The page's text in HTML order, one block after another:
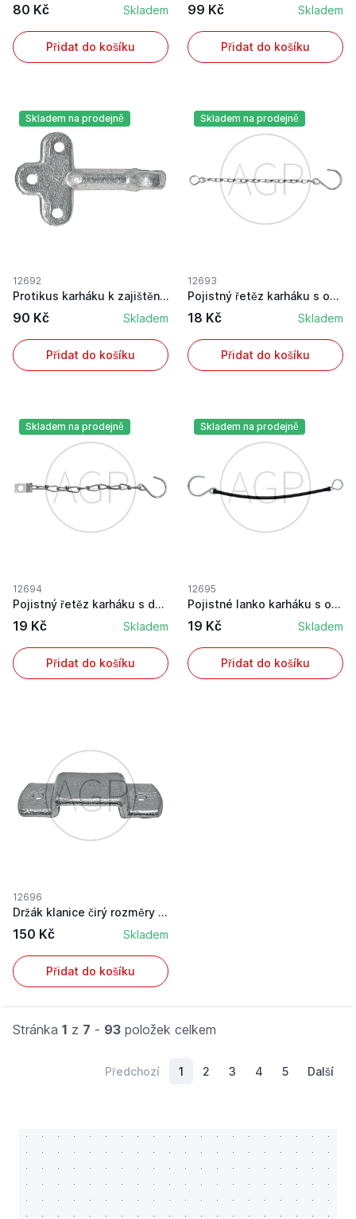
80 Kč Skladem
Přidat do košíku
99 Kč Skladem
Přidat do košíku
Skladem na prodejně
12692
Protikus karháku k zajištění o velikosti 2 v zi...
90 Kč Skladem
Přidat do košíku
Skladem na prodejně
12693
Pojistný řetěz karháku s okem délka 250 mm prům...
18 Kč Skladem
Přidat do košíku
Skladem na prodejně
12694
Pojistný řetěz karháku s deskou délka 240 mm pr...
19 Kč Skladem
Přidat do košíku
Skladem na prodejně
12695
Pojistné lanko karháku s okem délka 270 mm prům...
19 Kč Skladem
Přidat do košíku
12696
Držák klanice čirý rozměry 10 x 40 mm
150 Kč Skladem
Přidat do košíku
Stránka 1 z 7 - 93 položek celkem
Předchozí 1 2 3 4 5 Další